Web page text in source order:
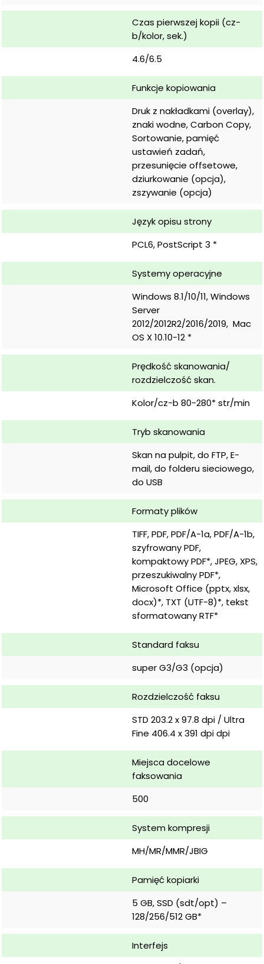
Czas pierwszej kopii (cz-
b/kolor, sek.)
4.6/6.5
Funkcje kopiowania
Druk z nakładkami (overlay),
znaki wodne, Carbon Copy,
Sortowanie, pamięć
ustawień zadań,
przesunięcie offsetowe,
dziurkowanie (opcja),
zszywanie (opcja)
Język opisu strony
PCL6, PostScript 3 *
Systemy operacyjne
Windows 8.1/10/11, Windows
Server
2012/2012R2/2016/2019,  Mac
OS X 10.10-12 *
Prędkość skanowania/
rozdzielczość skan.
Kolor/cz-b 80-280* str/min
Tryb skanowania
Skan na pulpit, do FTP, E-
mail, do folderu sieciowego,
do USB
Formaty plików
TIFF, PDF, PDF/A-1a, PDF/A-1b,
szyfrowany PDF,
kompaktowy PDF*, JPEG, XPS,
przeszukiwalny PDF*,
Microsoft Office (pptx, xlsx,
docx)*, TXT (UTF-8)*, tekst
sformatowany RTF*
Standard faksu
super G3/G3 (opcja)
Rozdzielczość faksu
STD 203.2 x 97.8 dpi / Ultra
Fine 406.4 x 391 dpi dpi
Miejsca docelowe
faksowania
500
System kompresji
MH/MR/MMR/JBIG
Pamięć kopiarki
5 GB, SSD (sdt/opt) –
128/256/512 GB*
Interfejs